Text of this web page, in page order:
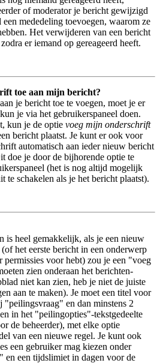
of moderator je bericht gewijzigd
mededeling toevoegen, waarom ze
Het verwijderen van een bericht
er iemand op gereageerd heeft.
toe aan mijn bericht?
je bericht toe te voegen, moet je er
je via het gebruikerspaneel doen.
kun je de optie voeg mijn onderschrift
bericht plaatst. Je kunt er ook voor
automatisch aan ieder nieuw bericht
doe je door de bijhorende optie te
(het is nog altijd mogelijk
te schakelen als je het bericht plaatst).
is heel gemakkelijk, als je een nieuw
het eerste bericht in een onderwerp
permissies voor hebt) zou je een "voeg
zien onderaan het berichten-
niet kan zien, heb je niet de juiste
aan te maken). Je moet een titel voor
en dan minstens 2
in het "peilingopties"-tekstgedeelte
de beheerder), met elke optie
van een nieuwe regel. Je kunt ook
een gebruiker mag kiezen onder
en een tijdslimiet in dagen voor de